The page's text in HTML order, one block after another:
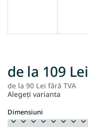
de la 109 Lei
de la 90 Lei fără TVA
Alegeţi varianta
Dimensiuni